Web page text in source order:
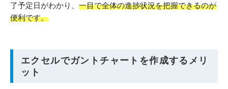
了予定日がわかり、 一目で全体の進捗状況を把握できるのが
便利です。
エクセルでガントチャートを作成するメリ
ット